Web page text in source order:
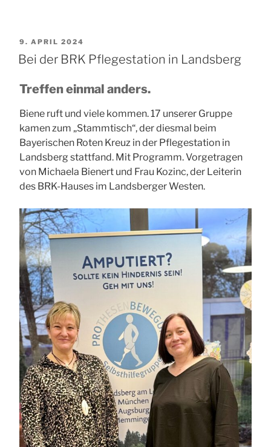
VERÖFFENTLICHT
AM
9. APRIL 2024
Bei der BRK Pflegestation in Landsberg
Treffen einmal anders.
Biene ruft und viele kommen. 17 unserer Gruppe
kamen zum „Stammtisch“, der diesmal beim
Bayerischen Roten Kreuz in der Pflegestation in
Landsberg stattfand. Mit Programm. Vorgetragen
von Michaela Bienert und Frau Kozinc, der Leiterin
des BRK-Hauses im Landsberger Westen.